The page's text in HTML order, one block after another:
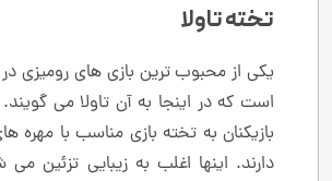
تخته تاولا
یکی از محبوب ترین بازی های رومیزی در
است که در اینجا به آن تاولا می
بازیکنان به تخته بازی مناسب با
دارند. اینها اغلب به زیبایی تزئین